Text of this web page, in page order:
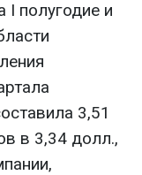
I полугодие и
3,51
в 3,34 долл.,